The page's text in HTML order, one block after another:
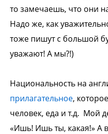
то замечаешь, что они
Надо же, как
тоже пишут с большой
уважают! А мы?!)
Национальность на
прилагательное,
человек, еда и т.д. Мой
«Ишь! Ишьты, какая!» А